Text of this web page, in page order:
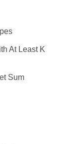
At Least K
Sum